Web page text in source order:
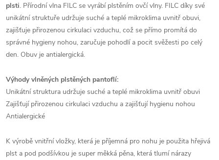
plsti. Přírodní vlna FILC se vyrábí plstěním ovčí vlny. FILC díky své
unikátní struktuře udržuje suché a teplé mikroklima uvnitř obuvi,
zajišťuje přirozenou cirkulaci vzduchu, což se přímo promítá do
správné hygieny nohou, zaručuje pohodlí a pocit svěžesti po celý
den. Obuv je antialergická.
Výhody vlněných plstěných pantoflí:
Unikátní struktura udržuje suché a teplé mikroklima uvnitř obuvi
Zajišťují přirozenou cirkulaci vzduchu a zajišťují hygienu nohou
Antialergické
K výrobě vnitřní vložky, která je příjemná pro nohu je použita hřejivá
plst a pod podšívkou je super měkká pěna, která tlumí nárazy